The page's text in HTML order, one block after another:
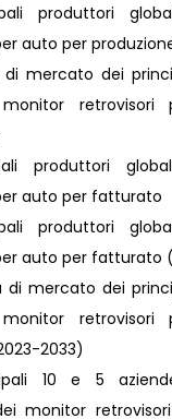
produttori
auto per
di mercato dei
retrovisori
produttori
auto per fatturato
produttori
auto per fatturato
di mercato dei
retrovisori
2033)
10 e 5
monitor